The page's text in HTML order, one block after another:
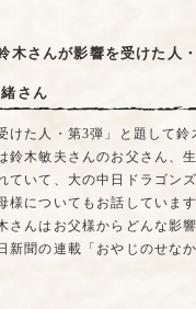
鈴木さんが影響を受けた人
さん
けた人・第3弾」と題して
鈴木敏夫さんのお父さん、
ていて、大の中日ドラゴン
様についてもお話していま
さんはお父様からどんな影
新聞の連載「おやじのせな